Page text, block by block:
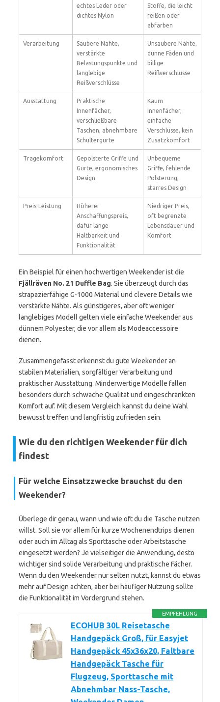
echtes Leder oder
dichtes Nylon
Stoffe, die leicht
reißen oder
abfärben
Verarbeitung
Saubere Nähte,
verstärkte
Belastungspunkte und
langlebige
Reißverschlüsse
Unsaubere Nähte,
dünne Fäden und
billige
Reißverschlüsse
Ausstattung
Praktische
Innenfächer,
verschließbare
Taschen, abnehmbare
Schultergurte
Kaum
Innenfächer,
einfache
Verschlüsse, kein
Zusatzkomfort
Tragekomfort
Gepolsterte Griffe und
Gurte, ergonomisches
Design
Unbequeme
Griffe, fehlende
Polsterung,
starres Design
Preis-Leistung
Höherer
Anschaffungspreis,
dafür lange
Haltbarkeit und
Funktionalität
Niedriger Preis,
oft begrenzte
Lebensdauer und
Komfort
Ein Beispiel für einen hochwertigen Weekender ist die
Fjällräven No. 21 Duffle Bag. Sie überzeugt durch das
strapazierfähige G-1000 Material und clevere Details wie
verstärkte Nähte. Als günstigeres, aber oft weniger
langlebiges Modell gelten viele einfache Weekender aus
dünnem Polyester, die vor allem als Modeaccessoire
dienen.
Zusammengefasst erkennst du gute Weekender an
stabilen Materialien, sorgfältiger Verarbeitung und
praktischer Ausstattung. Minderwertige Modelle fallen
besonders durch schwache Qualität und eingeschränkten
Komfort auf. Mit diesem Vergleich kannst du deine Wahl
bewusst treffen und langfristig zufrieden sein.
Wie du den richtigen Weekender für dich
findest
Für welche Einsatzzwecke brauchst du den
Weekender?
Überlege dir genau, wann und wie oft du die Tasche nutzen
willst. Soll sie vor allem für kurze Wochenendtrips dienen
oder auch im Alltag als Sporttasche oder Arbeitstasche
eingesetzt werden? Je vielseitiger die Anwendung, desto
wichtiger sind solide Verarbeitung und praktische Fächer.
Wenn du den Weekender nur selten nutzt, kannst du etwas
mehr auf Design achten, aber bei häufiger Nutzung sollte
die Funktionalität im Vordergrund stehen.
EMPFEHLUNG
ECOHUB 30L Reisetasche
Handgepäck Groß, für Easyjet
Handgepäck 45x36x20, Faltbare
Handgepäck Tasche für
Flugzeug, Sporttasche mit
Abnehmbar Nass-Tasche,